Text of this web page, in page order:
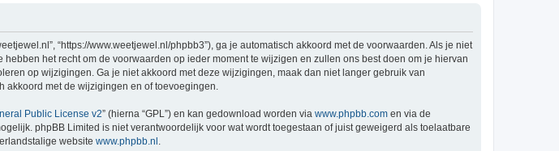
“https://www.weetjewel.nl/phpbb3”), ga je automatisch akkoord met de voorwaarden. Als je niet
het recht om de voorwaarden op ieder moment te wijzigen en zullen ons best doen om je hiervan
op wijzigingen. Ga je niet akkoord met deze wijzigingen, maak dan niet langer gebruik van
akkoord met de wijzigingen en of toevoegingen.
Public License v2” (hierna “GPL”) en kan gedownload worden via www.phpbb.com en via de
phpBB Limited is niet verantwoordelijk voor wat wordt toegestaan of juist geweigerd als toelaatbare
website www.phpbb.nl .